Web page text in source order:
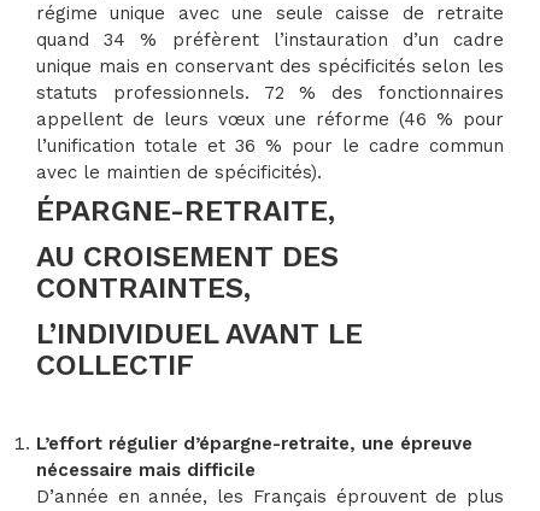
régime unique avec une seule caisse de retraite
quand 34 % préfèrent l’instauration d’un cadre
unique mais en conservant des spécificités selon les
statuts professionnels. 72 % des fonctionnaires
appellent de leurs vœux une réforme (46 % pour
l’unification totale et 36 % pour le cadre commun
avec le maintien de spécificités).
ÉPARGNE-RETRAITE,
AU CROISEMENT DES
CONTRAINTES,
L’INDIVIDUEL AVANT LE
COLLECTIF
L’effort régulier d’épargne-retraite, une épreuve
nécessaire mais difficile
D’année en année, les Français éprouvent de plus